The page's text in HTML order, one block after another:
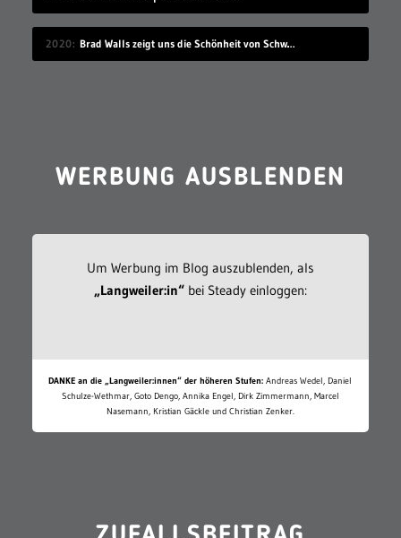
2020 Brad Walls zeigt uns die Schönheit von Schwimmbecken
WERBUNG AUSBLENDEN
Um Werbung im Blog auszublenden, als
„Langweiler:in“bei Steady einloggen:
DANKE an die „Langweiler:innen“ der höheren Stufen: Andreas Wedel, Daniel
Schulze-Wethmar, Goto Dengo, Annika Engel, Dirk Zimmermann, Marcel
Nasemann, Kristian Gäckle und Christian Zenker.